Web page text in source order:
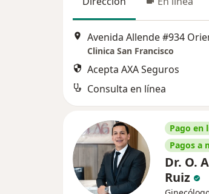
Clinica San Francisco
Acepta AXA Seguros
Consulta en línea
Pago en
Pagos a
Dr. O.
Ruiz